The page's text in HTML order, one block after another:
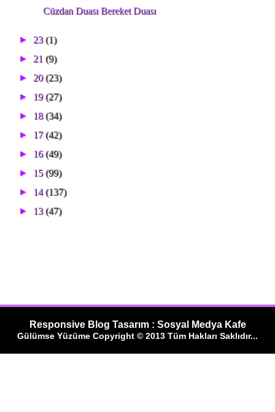
Cüzdan Duası Bereket Duası
► 23(1)
► 21 (9)
► 20(23)
► 19(27)
► 18(34)
► 17(42)
► 16(49)
► 15(99)
► 14(137)
► 13(47)
Responsive Blog Tasarım : Sosyal Medya Kafe
Gülümse Yüzüme Copyright © 2013 Tüm Hakları Saklıdır...